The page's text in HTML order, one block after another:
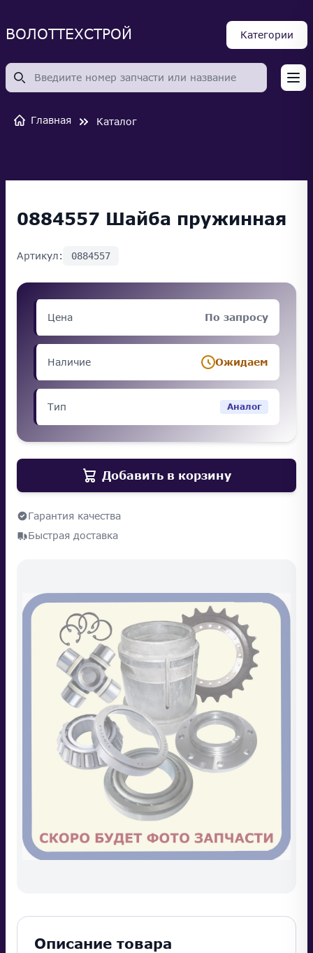
ВОЛОТТЕХСТРОЙ Категории
Главная Каталог
0884557 Шайба пружинная
Артикул: 0884557
Цена По запросу
Наличие Ожидаем
Тип Аналог
Добавить в корзину
Гарантия качества
Быстрая доставка
Описание товара